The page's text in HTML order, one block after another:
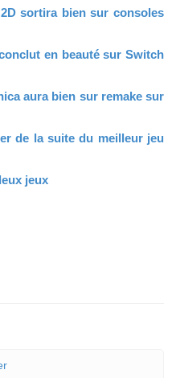
sortira bien sur consoles
en beauté sur Switch
aura bien sur remake sur
de la suite du meilleur jeu
jeux